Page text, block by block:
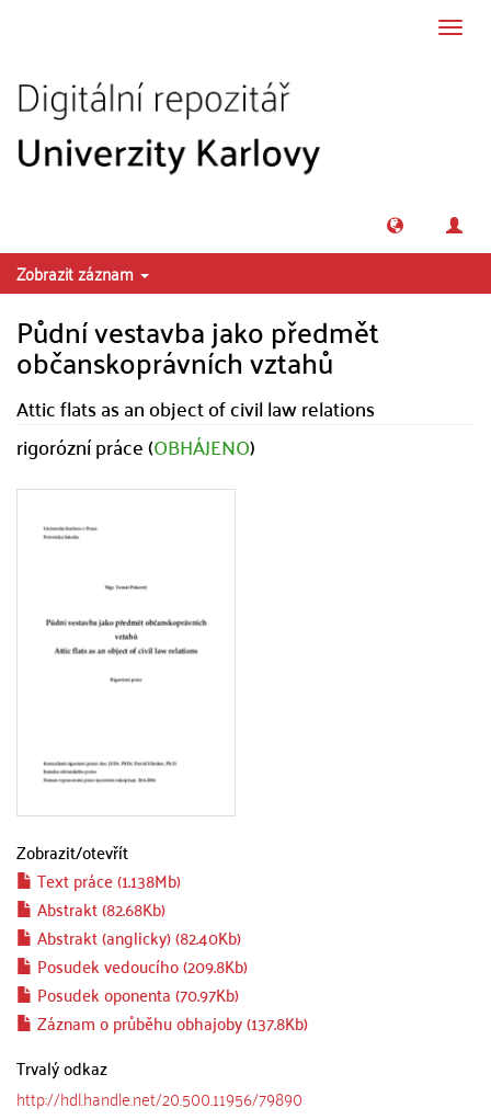
Zobrazit záznam
Půdní vestavba jako předmět
občanskoprávních vztahů
Attic flats as an object of civil law relations
rigorózní práce (OBHÁJENO)
Zobrazit/otevřít
Text práce (1.138Mb)
Abstrakt (82.68Kb)
Abstrakt (anglicky) (82.40Kb)
Posudek vedoucího (209.8Kb)
Posudek oponenta (70.97Kb)
Záznam o průběhu obhajoby (137.8Kb)
Trvalý odkaz
http://hdl.handle.net/20.500.11956/79890